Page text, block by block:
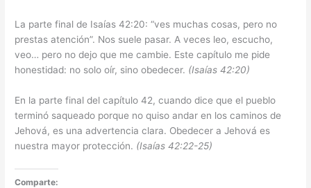
La parte final de Isaías 42:20: “ves muchas cosas, pero no
prestas atención”. Nos suele pasar. A veces leo, escucho,
veo… pero no dejo que me cambie. Este capítulo me pide
honestidad: no solo oír, sino obedecer. (Isaías 42:20)
En la parte final del capítulo 42, cuando dice que el pueblo
terminó saqueado porque no quiso andar en los caminos de
Jehová, es una advertencia clara. Obedecer a Jehová es
nuestra mayor protección. (Isaías 42:22-25)
Comparte: